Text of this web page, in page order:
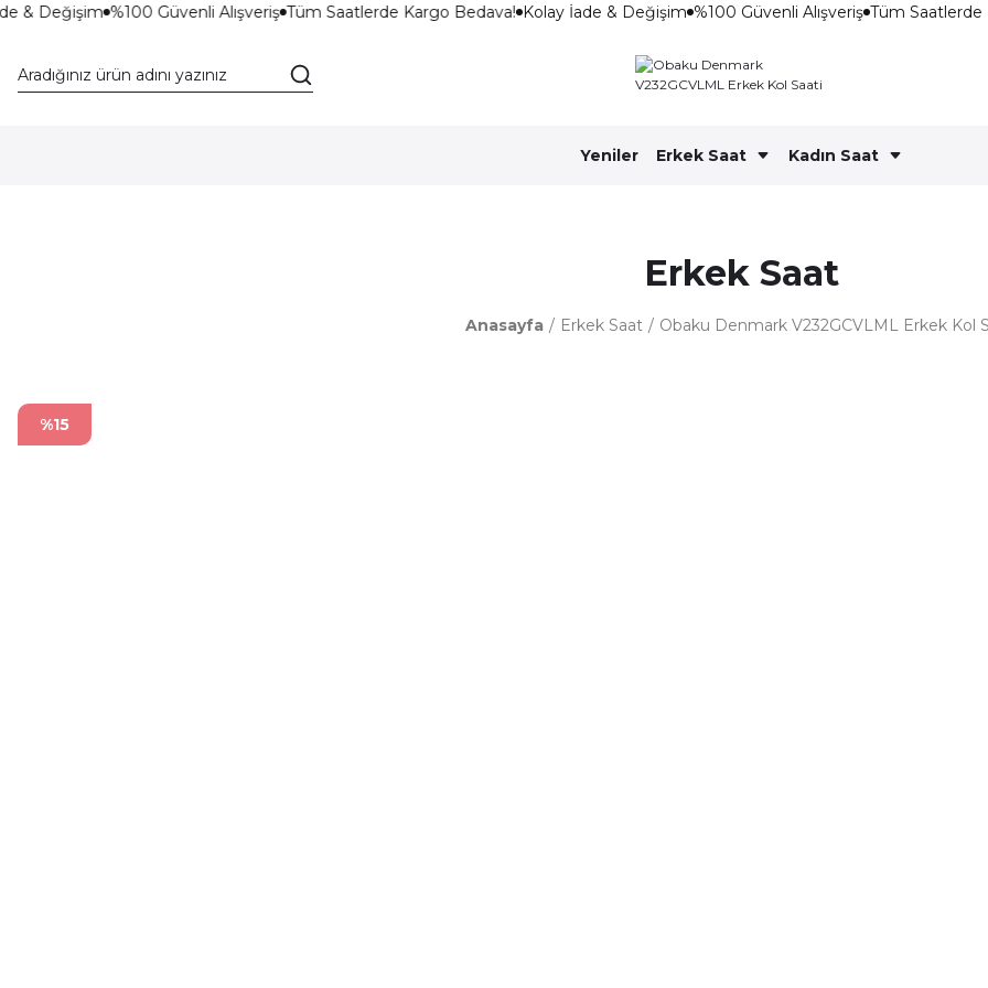
& Değişim %100 Güvenli Alışveriş Tüm Saatlerde Kargo Bedava! Kolay İade & Değişim %100 Güvenli Alışveriş Tüm Saatlerde
Yeniler Erkek Saat Kadın Saat
Erkek Saat
Anasayfa Erkek Saat Obaku Denmark V232GCVLML Erkek Kol
%15